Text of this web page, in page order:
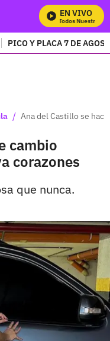
EN VIVO
Mira Todos Nuestros
PICO Y PLACA 7 DE
/ Ana del Castillo se
cambio
corazones
que nunca.